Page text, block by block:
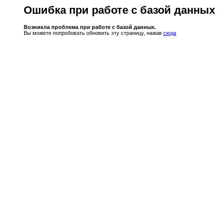
Ошибка при работе с базой данных
Возникла проблема при работе с базой данных.
Вы можете попробовать обновить эту страницу, нажав сюда